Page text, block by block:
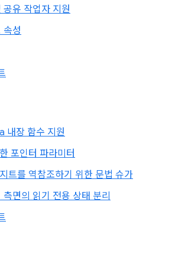
공유 작업자 지원
속성
내장 함수 지원
포인터 파라미터
트를 역참조하기 위한 문법 슈가
면의 읽기 전용 상태 분리